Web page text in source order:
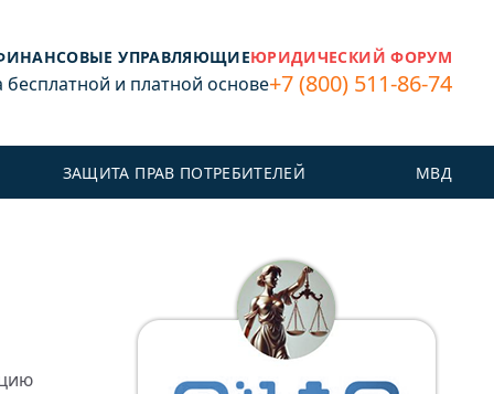
УПРАВЛЯЮЩИЕЮРИДИЧЕСКИЙ ФОРУМ
и платной основе+7 (800) 511-86-74
ЗАЩИТА ПРАВ ПОТРЕБИТЕЛЕЙ МВД